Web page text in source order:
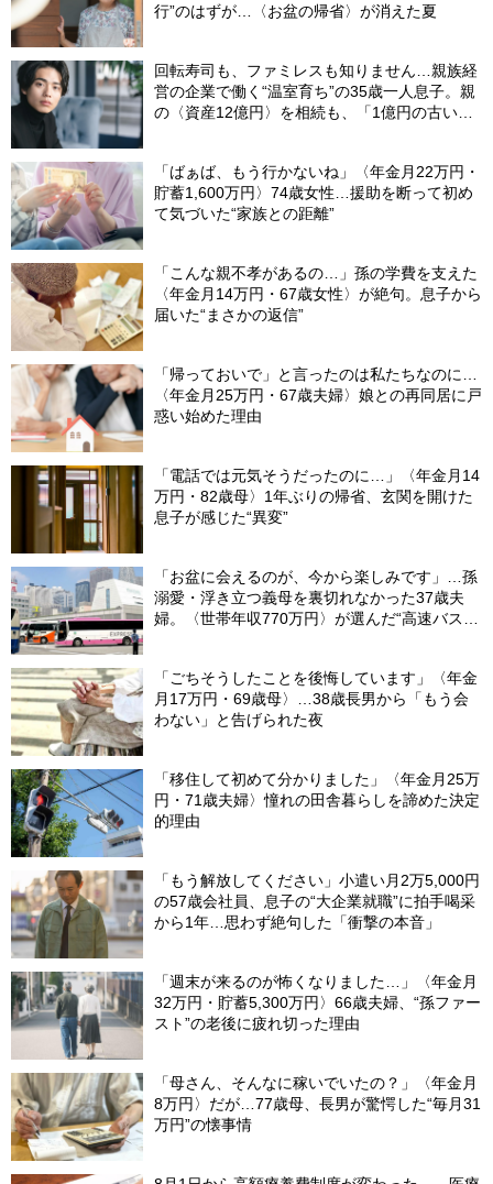
行”のはずが…〈お盆の帰省〉が消えた夏
回転寿司も、ファミレスも知りません…親族経
営の企業で働く“温室育ち”の35歳一人息子。親
の〈資産12億円〉を相続も、「1億円の古いビ
「ばぁば、もう行かないね」〈年金月22万円・
貯蓄1,600万円〉74歳女性…援助を断って初め
て気づいた“家族との距離”
「こんな親不孝があるの…」孫の学費を支えた
〈年金月14万円・67歳女性〉が絶句。息子から
届いた“まさかの返信”
「帰っておいで」と言ったのは私たちなのに…
〈年金月25万円・67歳夫婦〉娘との再同居に戸
惑い始めた理由
「電話では元気そうだったのに…」〈年金月14
万円・82歳母〉1年ぶりの帰省、玄関を開けた
息子が感じた“異変”
「お盆に会えるのが、今から楽しみです」…孫
溺愛・浮き立つ義母を裏切れなかった37歳夫
婦。〈世帯年収770万円〉が選んだ“高速バス帰
「ごちそうしたことを後悔しています」〈年金
月17万円・69歳母〉…38歳長男から「もう会
わない」と告げられた夜
「移住して初めて分かりました」〈年金月25万
円・71歳夫婦〉憧れの田舎暮らしを諦めた決定
的理由
「もう解放してください」小遣い月2万5,000円
の57歳会社員、息子の“大企業就職”に拍手喝采
から1年…思わず絶句した「衝撃の本音」
「週末が来るのが怖くなりました…」〈年金月
32万円・貯蓄5,300万円〉66歳夫婦、“孫ファー
スト”の老後に疲れ切った理由
「母さん、そんなに稼いでいたの？」〈年金月
8万円〉だが…77歳母、長男が驚愕した“毎月31
万円”の懐事情